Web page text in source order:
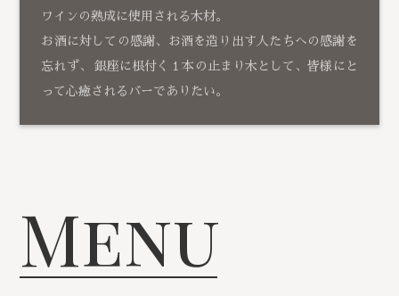
ワインの熟成に使用される木材。
お酒に対しての感謝、お酒を造り出す人たちへの感謝を
忘れず、 銀座に根付く１本の止まり木として、皆様にと
って心癒されるバーでありたい。
Menu